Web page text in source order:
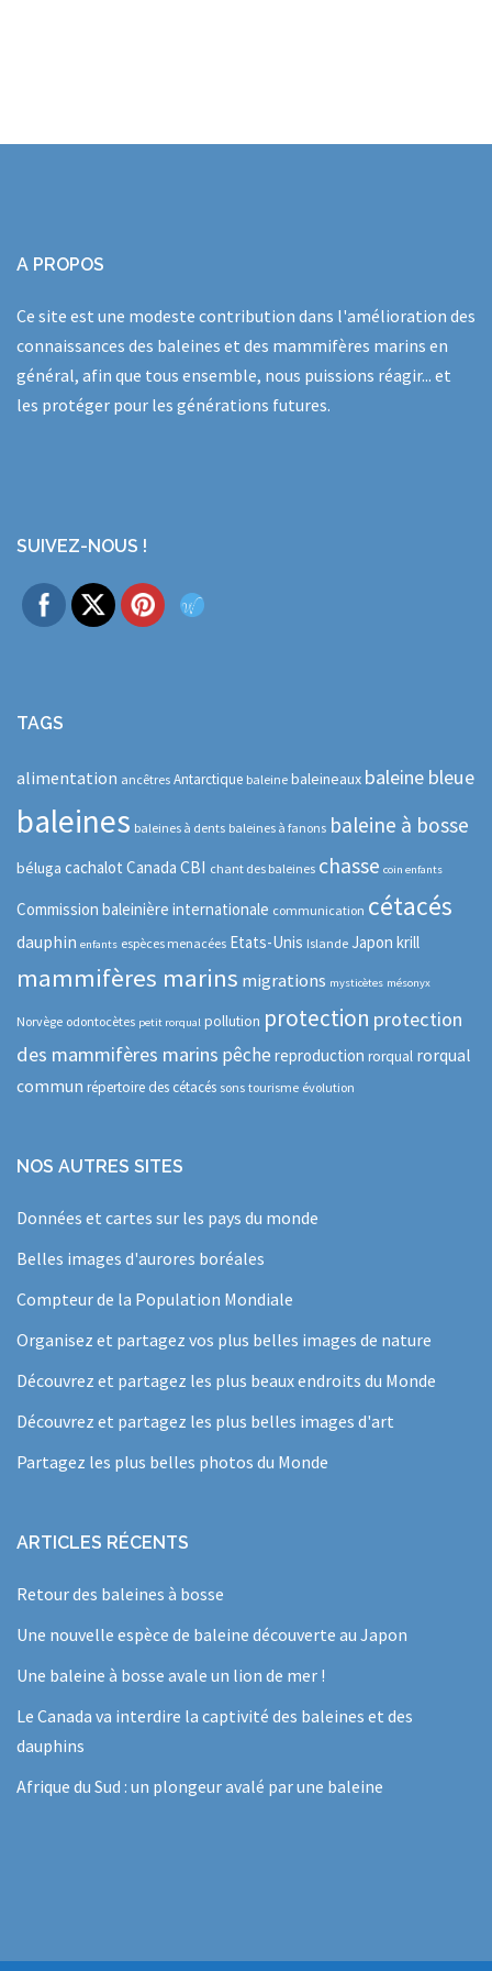
A PROPOS
Ce site est une modeste contribution dans l'amélioration des
connaissances des baleines et des mammifères marins en
général, afin que tous ensemble, nous puissions réagir... et
les protéger pour les générations futures.
SUIVEZ-NOUS !
TAGS
alimentation ancêtres Antarctique baleine baleineaux baleine bleue
baleines baleines à dents baleines à fanons baleine à bosse
béluga cachalot Canada CBI chant des baleines chasse coin enfants
Commission baleinière internationale communication cétacés
dauphin enfants espèces menacées Etats-Unis Islande Japon krill
mammifères marins migrations mysticètes mésonyx
Norvège odontocètes petit rorqual pollution protection protection
des mammifères marins pêche reproduction rorqual rorqual
commun répertoire des cétacés sons tourisme évolution
NOS AUTRES SITES
Données et cartes sur les pays du monde
Belles images d'aurores boréales
Compteur de la Population Mondiale
Organisez et partagez vos plus belles images de nature
Découvrez et partagez les plus beaux endroits du Monde
Découvrez et partagez les plus belles images d'art
Partagez les plus belles photos du Monde
ARTICLES RÉCENTS
Retour des baleines à bosse
Une nouvelle espèce de baleine découverte au Japon
Une baleine à bosse avale un lion de mer !
Le Canada va interdire la captivité des baleines et des
dauphins
Afrique du Sud : un plongeur avalé par une baleine